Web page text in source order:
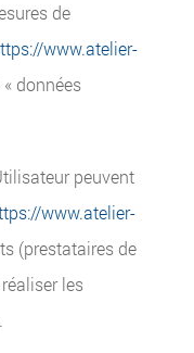
de
www.atelier-
données
peuvent
www.atelier-
(prestataires de
les